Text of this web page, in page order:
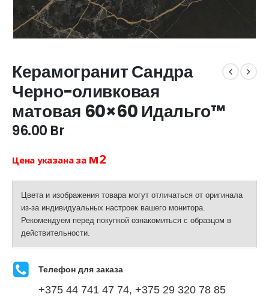
Керамогранит Сандра
Черно-оливковая
матовая 60×60 Идальго™
96.00 Br
Цена указана за м2
Цвета и изображения товара могут отличаться от оригинала
из-за индивидуальных настроек вашего монитора.
Рекомендуем перед покупкой ознакомиться с образцом в
действительности.
Телефон для заказа
+375 44 741 47 74, +375 29 320 78 85